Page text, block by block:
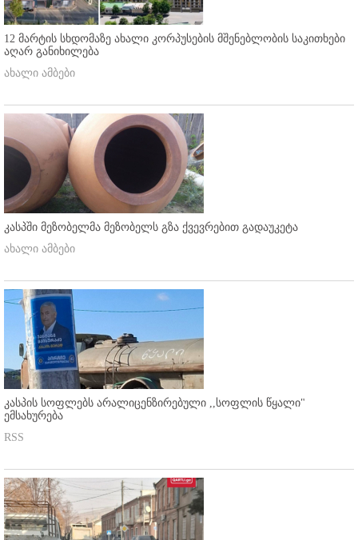
12 მარტის სხდომაზე ახალი კორპუსების მშენებლობის საკითხები
აღარ განიხილება
ახალი ამბები
კასპში მეზობელმა მეზობელს გზა ქვევრებით გადაუკეტა
ახალი ამბები
კასპის სოფლებს არალიცენზირებული ,,სოფლის წყალი"
ემსახურება
RSS